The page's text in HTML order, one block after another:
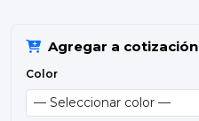
Agregar a cotización
Color